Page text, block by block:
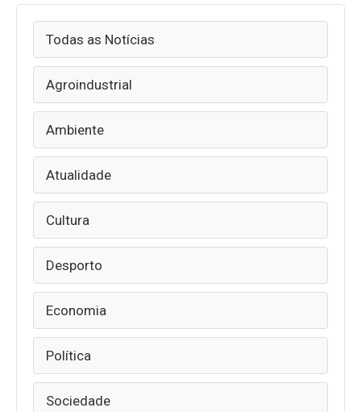
Todas as Notícias
Agroindustrial
Ambiente
Atualidade
Cultura
Desporto
Economia
Política
Sociedade